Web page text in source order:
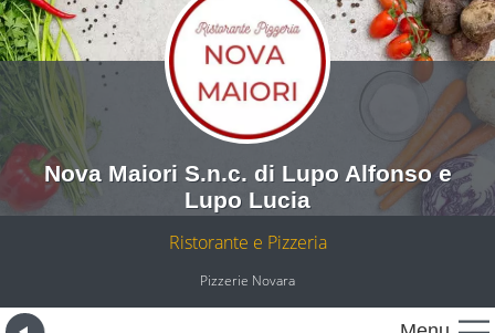
Nova Maiori S.n.c. di Lupo Alfonso e
Lupo Lucia
Ristorante e Pizzeria
Pizzerie Novara